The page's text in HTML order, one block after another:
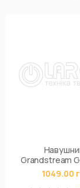
Grandstream
1049.00